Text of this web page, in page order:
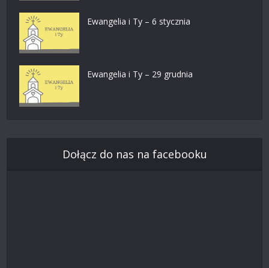
Ewangelia i Ty – 6 stycznia
Ewangelia i Ty – 29 grudnia
Dołącz do nas na facebooku